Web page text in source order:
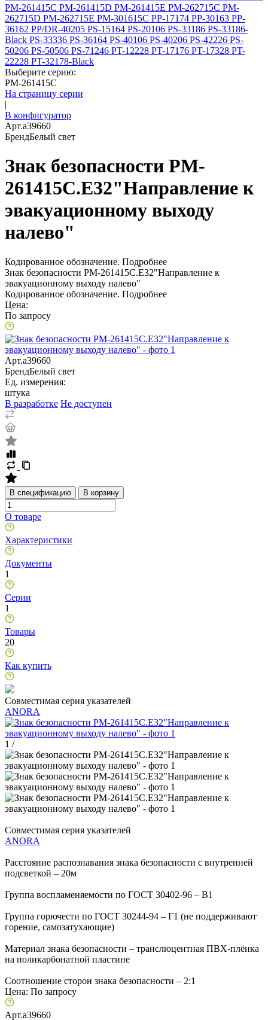
PM-261415C PM-261415D PM-261415E PM-262715C PM-
262715D PM-262715E PM-301615C PP-17174 PP-30163 PP-
36162 PP/DR-40205 PS-15164 PS-20106 PS-33186 PS-33186-
Black PS-33336 PS-36164 PS-40106 PS-40206 PS-42226 PS-
50206 PS-50506 PS-71246 PT-12228 PT-17176 PT-17328 PT-
22228 PT-32178-Black
Выберите серию:
PM-261415C
На страницу серии
|
В конфигуратор
Арт.a39660
БрендБелый свет
Знак безопасности PM-
261415C.E32"Направление к
эвакуационному выходу
налево"
Кодированное обозначение. Подробнее
Знак безопасности PM-261415C.E32"Направление к
эвакуационному выходу налево"
Кодированное обозначение. Подробнее
Цена:
По запросу
Арт.a39660
БрендБелый свет
Ед. измерения:
штука
В разработке Не доступен
В спецификацию В корзину
О товаре
Характеристики
Документы
1
Серии
1
Товары
20
Как купить
Совместимая серия указателей
ANORA
1 /
Совместимая серия указателей
ANORA
Расстояние распознавания знака безопасности с внутренней
подсветкой – 20м
Группа воспламеняемости по ГОСТ 30402-96 – В1
Группа горючести по ГОСТ 30244-94 – Г1 (не поддерживают
горение, самозатухающие)
Материал знака безопасности – транслюцентная ПВХ-плёнка
на поликарбонатной пластине
Соотношение сторон знака безопасности – 2:1
Цена: По запросу
Арт.a39660